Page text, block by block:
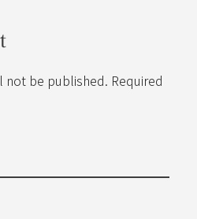
not be published. Required